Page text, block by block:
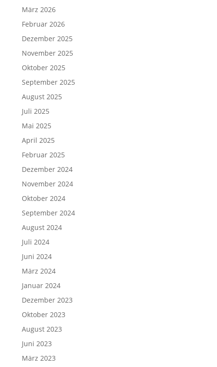
März 2026
Februar 2026
Dezember 2025
November 2025
Oktober 2025
September 2025
August 2025
Juli 2025
Mai 2025
April 2025
Februar 2025
Dezember 2024
November 2024
Oktober 2024
September 2024
August 2024
Juli 2024
Juni 2024
März 2024
Januar 2024
Dezember 2023
Oktober 2023
August 2023
Juni 2023
März 2023